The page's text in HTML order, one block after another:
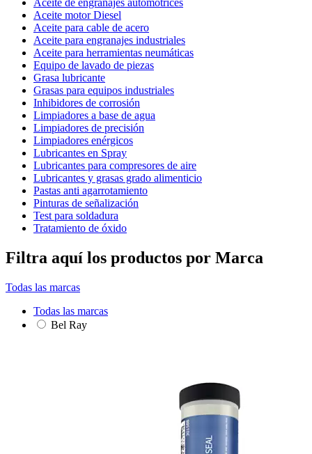
Aceite motor Diesel
Aceite para cable de acero
Aceite para engranajes industriales
Aceite para herramientas neumáticas
Equipo de lavado de piezas
Grasa lubricante
Grasas para equipos industriales
Inhibidores de corrosión
Limpiadores a base de agua
Limpiadores de precisión
Limpiadores enérgicos
Lubricantes en Spray
Lubricantes para compresores de aire
Lubricantes y grasas grado alimenticio
Pastas anti agarrotamiento
Pinturas de señalización
Test para soldadura
Tratamiento de óxido
Filtra aquí los productos por Marca
Todas las marcas
Todas las marcas
Bel Ray